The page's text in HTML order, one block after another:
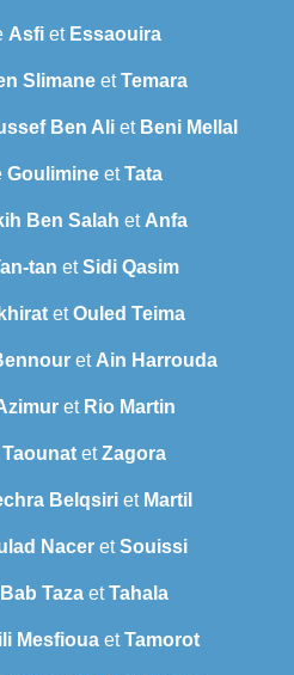
Asfiet Essaouira
Slimane etTemara
Ben Aliet Beni Mellal
GoulimineetTata
Ben Salah et Anfa
tan etSidi Qasim
etOuled Teima
et Ain Harrouda
et Rio Martin
Taounat etZagora
Belqsiriet Martil
NaceretSouissi
Bab Taza etTahala
Mesfioua etTamorot